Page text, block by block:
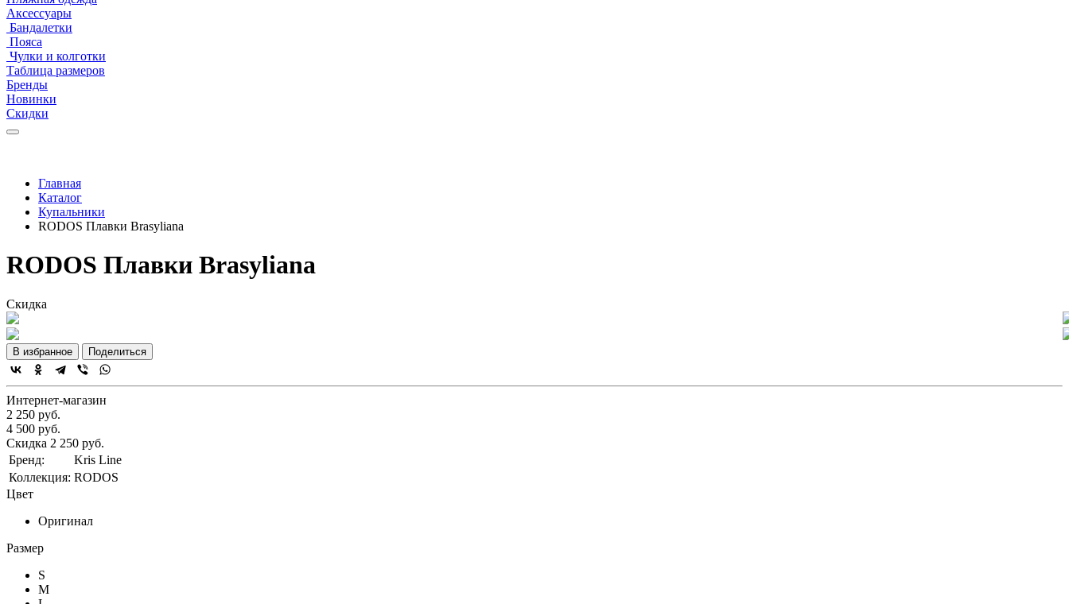
Аксессуары
Бандалетки
Пояса
Чулки и колготки
Таблица размеров
Бренды
Новинки
Скидки
Главная
Каталог
Купальники
RODOS Плавки Brasyliana
RODOS Плавки Brasyliana
Скидка
В избранное Поделиться
Интернет-магазин
2 250 руб.
4 500 руб.
Скидка 2 250 руб.
Бренд:
Kris Line
Коллекция: RODOS
Цвет
Оригинал
Размер
S
M